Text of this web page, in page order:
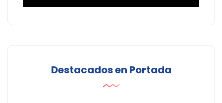
Destacados en Portada